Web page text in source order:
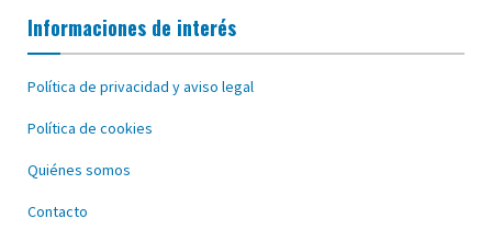
Informaciones de interés
Política de privacidad y aviso legal
Política de cookies
Quiénes somos
Contacto